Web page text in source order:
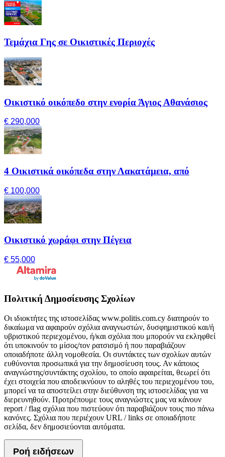
Τεμάχια Γης σε Οικιστικές Περιοχές
Οικιστικό οικόπεδο στην ενορία Άγιος Αθανάσιος
€ 290,000
4 Οικιστικά οικόπεδα στην Λακατάμεια, από
€ 100,000
Οικιστικό χωράφι στην Πέγεια
€ 55,000
Πολιτική Δημοσίευσης Σχολίων
Οι ιδιοκτήτες της ιστοσελίδας www.politis.com.cy διατηρούν το
δικαίωμα να αφαιρούν σχόλια αναγνωστών, δυσφημιστικού και/ή
υβριστικού περιεχομένου, ή/και σχόλια που μπορούν να εκληφθεί
ότι υποκινούν το μίσος/τον ρατσισμό ή που παραβιάζουν
οποιαδήποτε άλλη νομοθεσία. Οι συντάκτες των σχολίων αυτών
ευθύνονται προσωπικά για την δημοσίευση τους. Αν κάποιος
αναγνώστης/συντάκτης σχολίου, το οποίο αφαιρείται, θεωρεί ότι
έχει στοιχεία που αποδεικνύουν το αληθές του περιεχομένου του,
μπορεί να τα αποστείλει στην διεύθυνση της ιστοσελίδας για να
διερευνηθούν. Προτρέπουμε τους αναγνώστες μας να κάνουν
report / flag σχόλια που πιστεύουν ότι παραβιάζουν τους πιο πάνω
κανόνες. Σχόλια που περιέχουν URL / links σε οποιαδήποτε
σελίδα, δεν δημοσιεύονται αυτόματα.
Ροή ειδήσεων